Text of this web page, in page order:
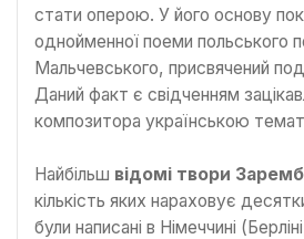
стати оперою. У його основу
однойменної поеми польського
Мальчевського, присвячений
Даний факт є свідченням
композитора українською
Найбільш відомі твори
кількість яких нараховує
були написані в Німеччині